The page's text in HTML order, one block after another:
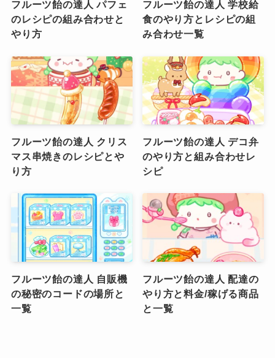
フルーツ飴の達人 パフェ
のレシピの組み合わせと
やり方
フルーツ飴の達人 学校給
食のやり方とレシピの組
み合わせ一覧
フルーツ飴の達人 クリス
マス串焼きのレシピとや
り方
フルーツ飴の達人 デコ弁
のやり方と組み合わせレ
シピ
フルーツ飴の達人 自販機
の秘密のコードの場所と
一覧
フルーツ飴の達人 配達の
やり方と料金/稼げる商品
と一覧